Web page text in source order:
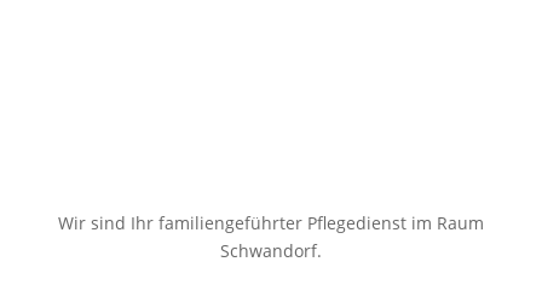
Wir sind Ihr familiengeführter Pflegedienst im Raum
Schwandorf.